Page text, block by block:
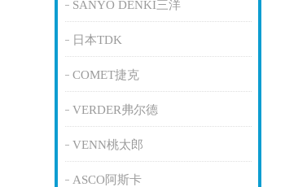
SANYO DENKI三洋
日本TDK
COMET捷克
VERDER弗尔德
VENN桃太郎
ASCO阿斯卡